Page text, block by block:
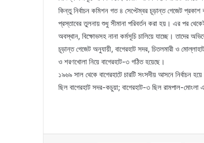
কিন্তু নির্বাচন কমিশন গত ৪ সেপ্টেম্বর চূড়ান্ত গেজেট
প্রস্তাবের তুলনায় শুধু সীমানা পরিবর্তন করা হয়। এর পর
অবস্থান, বিক্ষোভসহ নানা কর্মসূচি চালিয়ে যাচ্ছে। তাদের
চূড়ান্ত গেজেট অনুযায়ী, বাগেরহাট সদর, চিতলমারী ও
ও শরণখোলা নিয়ে বাগেরহাট-৩ গঠিত হয়েছে।
১৯৬৯ সাল থেকে বাগেরহাটে চারটি সংসদীয় আসনে নির্বাচন
ছিল বাগেরহাট সদর-কচুয়া; বাগেরহাট-৩ ছিল রামপাল-